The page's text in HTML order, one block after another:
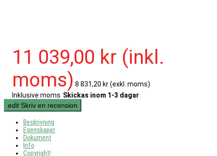
11 039,00 kr (inkl.
moms) 8 831,20 kr(exkl. moms)
Inklusive moms Skickas inom 1-3 dagar
edit Skriv en recension
Beskrivning
Egenskaper
Dokument
Info
Copyright!